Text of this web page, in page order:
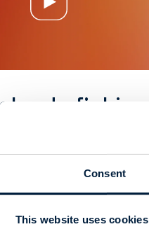
Consent
This website uses cookies
de fichiers